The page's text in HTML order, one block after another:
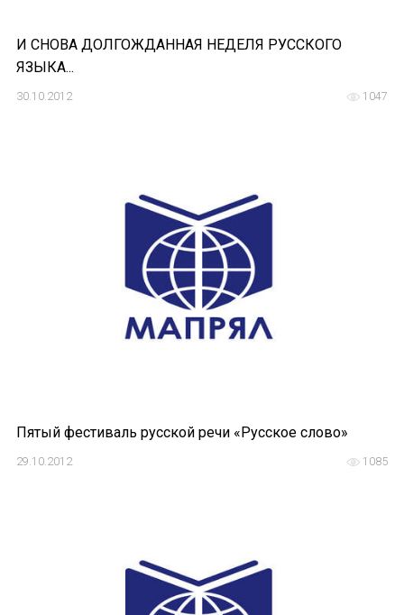
XVI КОНГРЕСС МАПРЯЛ
РУССКИЙ ЯЗЫК В МИРЕ
Международная конференция по РКИ в
Международный форум TERRA RUSISTICA
Семинар в Абу-Даби: Русский язык и
Комплексное исследование
Международный образовательно-
И СНОВА ДОЛГОЖДАННАЯ НЕДЕЛЯ РУССКОГО
ЯЗЫКА...
1047
30.10.2012
Пятый фестиваль русской речи «Русское слово»
1085
29.10.2012